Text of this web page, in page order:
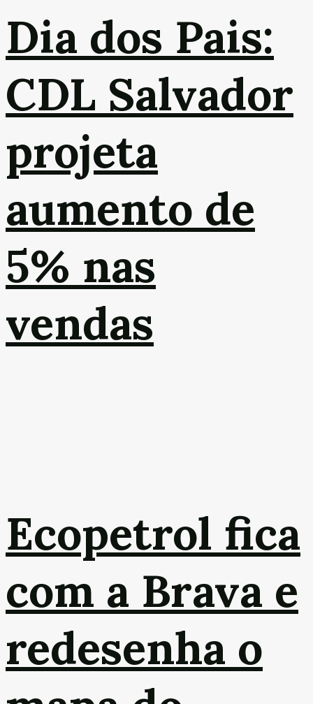
Dia dos Pais:
CDL Salvador
projeta
aumento de
5% nas
vendas
Ecopetrol fica
com a Brava e
redesenha o